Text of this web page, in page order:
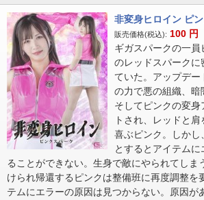
非変身ヒロイン ピ
販売価格(税込): 100 円
ギガスパークの一員
のレッドスパーク
ていた。アップデー
の力で悪の組織、暗
そしてピンクの変
トされ、レッドと
喜ぶピンク。しかし
とするとアイテム
ることができない。生身で敵にやられてしま
けられ帰還するピンクは整備班に再度調整を
テムにエラーの原因は見つからない。原因が